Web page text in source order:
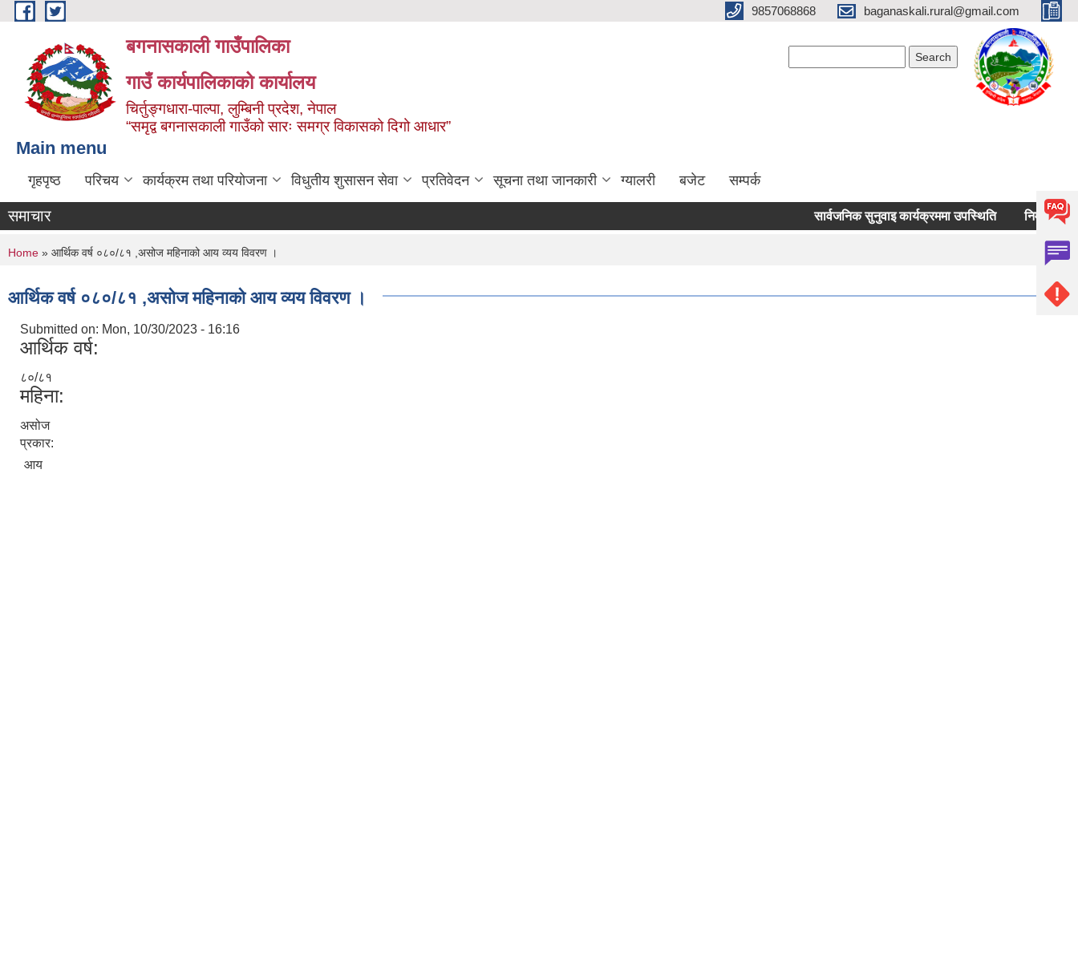
Skip to main content 9857068868 baganaskali.rural@gmail.com
बगनासकाली गाउँपालिका
गाउँ कार्यपालिकाको कार्यालय
चिर्तुङ्गधारा-पाल्पा, लुम्बिनी प्रदेश, नेपाल
“समृद्व बगनासकाली गाउँको सारः समग्र विकासको दिगो आधार”
Main menu
गृहपृष्ठ परिचय कार्यक्रम तथा परियोजना विधुतीय शुसासन सेवा प्रतिवेदन सूचना तथा जानकारी ग्यालरी बजेट सम्पर्क
समाचार सार्वजनिक सुनुवाइ कार्यक्रममा उपस्थिति निर्माण जन्य लोकल
You are here
Home » आर्थिक वर्ष ०८०/८१ ,असोज महिनाको आय व्यय विवरण ।
आर्थिक वर्ष ०८०/८१ ,असोज महिनाको आय व्यय विवरण ।
Submitted on: Mon, 10/30/2023 - 16:16
आर्थिक वर्ष:
८०/८१
महिना:
असोज
प्रकार:
आय